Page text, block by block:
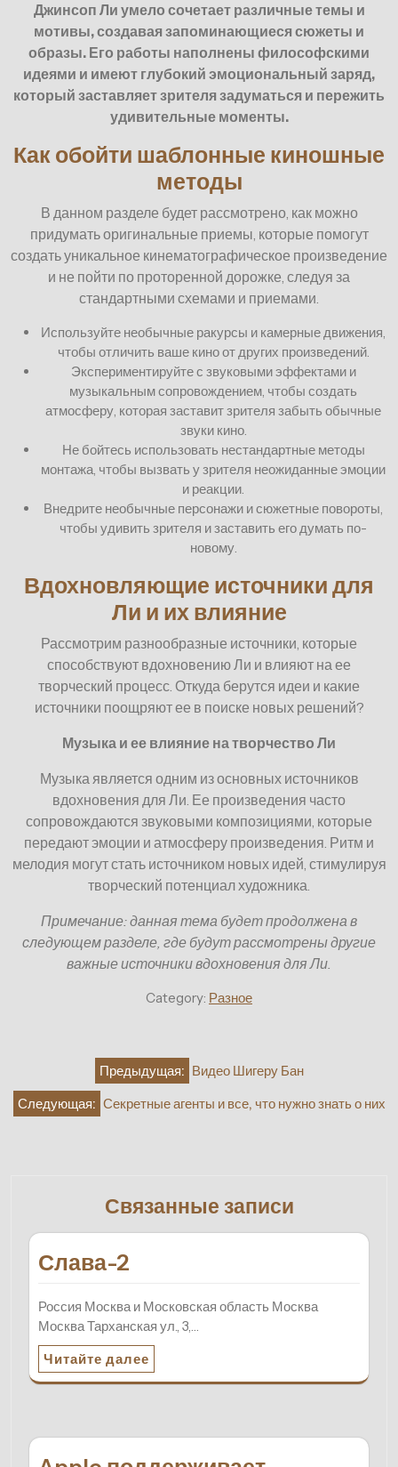
Джинсоп Ли умело сочетает различные темы и
мотивы, создавая запоминающиеся сюжеты и
образы. Его работы наполнены философскими
идеями и имеют глубокий эмоциональный заряд,
который заставляет зрителя задуматься и пережить
удивительные моменты.
Как обойти шаблонные киношные
методы
В данном разделе будет рассмотрено, как можно
придумать оригинальные приемы, которые помогут
создать уникальное кинематографическое произведение
и не пойти по проторенной дорожке, следуя за
стандартными схемами и приемами.
Используйте необычные ракурсы и камерные движения,
чтобы отличить ваше кино от других произведений.
Экспериментируйте с звуковыми эффектами и
музыкальным сопровождением, чтобы создать
атмосферу, которая заставит зрителя забыть обычные
звуки кино.
Не бойтесь использовать нестандартные методы
монтажа, чтобы вызвать у зрителя неожиданные эмоции
и реакции.
Внедрите необычные персонажи и сюжетные повороты,
чтобы удивить зрителя и заставить его думать по-
новому.
Вдохновляющие источники для
Ли и их влияние
Рассмотрим разнообразные источники, которые
способствуют вдохновению Ли и влияют на ее
творческий процесс. Откуда берутся идеи и какие
источники поощряют ее в поиске новых решений?
Музыка и ее влияние на творчество Ли
Музыка является одним из основных источников
вдохновения для Ли. Ее произведения часто
сопровождаются звуковыми композициями, которые
передают эмоции и атмосферу произведения. Ритм и
мелодия могут стать источником новых идей, стимулируя
творческий потенциал художника.
Примечание: данная тема будет продолжена в
следующем разделе, где будут рассмотрены другие
важные источники вдохновения для Ли.
Category: Разное
Навигация
по
записям
Предыдущая: Видео Шигеру Бан
Следующая: Секретные агенты и все, что нужно знать о них
Связанные записи
Слава-2
Россия Москва и Московская область Москва
Москва Тарханская ул., 3,…
Читайте далее